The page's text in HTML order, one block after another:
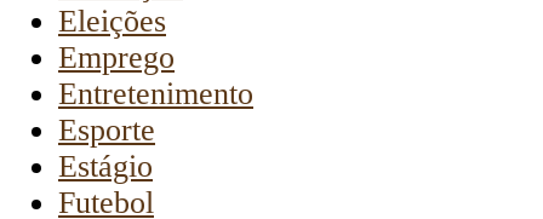
Eleições
Emprego
Entretenimento
Esporte
Estágio
Futebol